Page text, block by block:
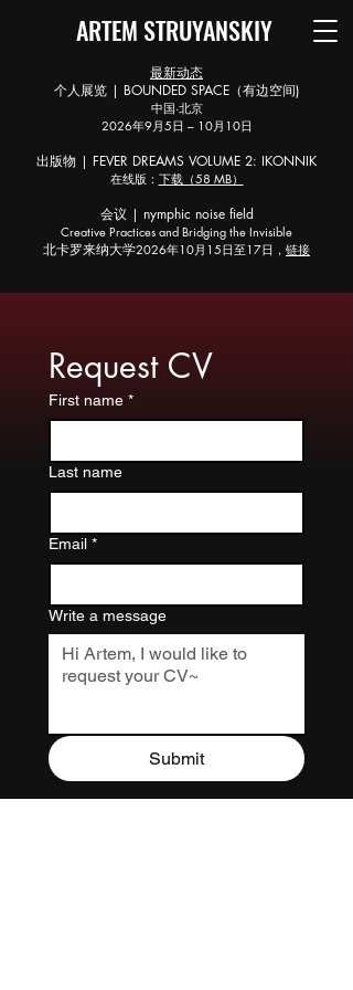
ARTEM STRUYANSKIY
最新动态
个人展览 | BOUNDED SPACE（有边空间)
中国·北京
2026年9月5日 – 10月10日
出版物 | FEVER DREAMS VOLUME 2: IKONNIK
在线版： 下载（58 MB）
会议 | nymphic noise field
Creative Practices and Bridging the Invisible
北卡罗来纳大学2026年10月15日至17日， 链接
Request CV
First name *
Last name
Email *
Write a message
Submit